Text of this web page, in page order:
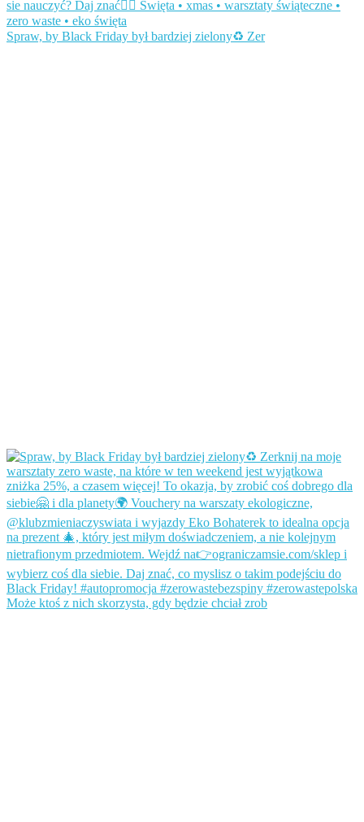
Spraw, by Black Friday był bardziej zielony♻️ Zer
Może ktoś z nich skorzysta, gdy będzie chciał zrob